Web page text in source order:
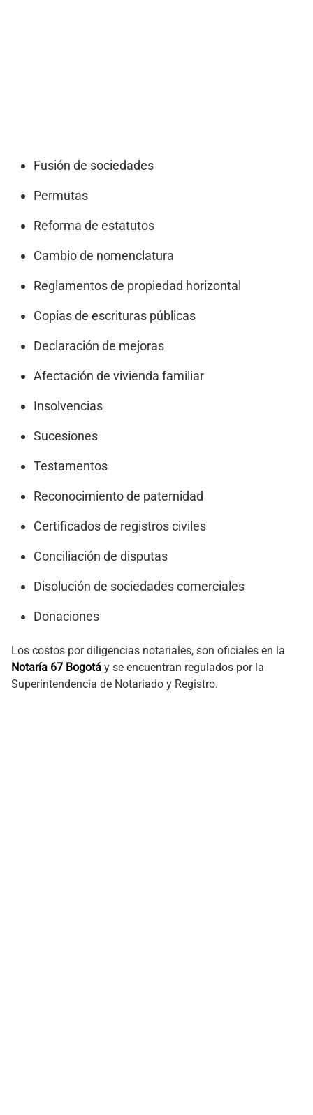
Fusión de sociedades
Permutas
Reforma de estatutos
Cambio de nomenclatura
Reglamentos de propiedad horizontal
Copias de escrituras públicas
Declaración de mejoras
Afectación de vivienda familiar
Insolvencias
Sucesiones
Testamentos
Reconocimiento de paternidad
Certificados de registros civiles
Conciliación de disputas
Disolución de sociedades comerciales
Donaciones
Los costos por diligencias notariales, son oficiales en la
Notaría 67 Bogotá y se encuentran regulados por la
Superintendencia de Notariado y Registro.